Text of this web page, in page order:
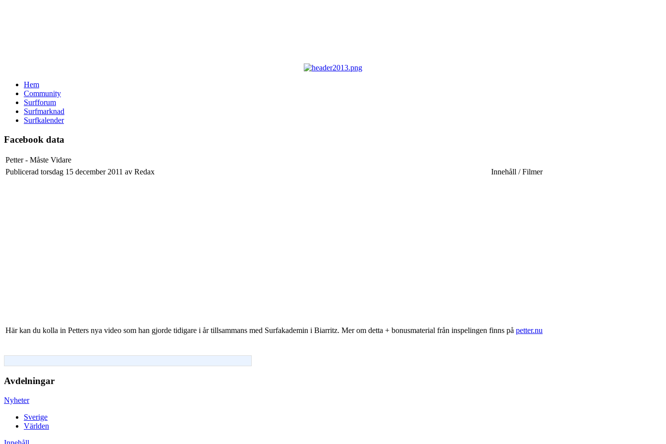
Hem
Community
Surfforum
Surfmarknad
Surfkalender
Facebook data
Petter - Måste Vidare
Publicerad torsdag 15 december 2011 av Redax
Innehåll / Filmer
Här kan du kolla in Petters nya video som han gjorde tidigare i år tillsammans med Surfakademin i Biarritz. Mer om detta + bonusmaterial från inspelingen finns på petter.nu
Avdelningar
Nyheter
Sverige
Världen